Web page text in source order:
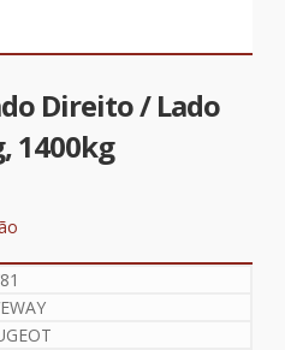
Direito / Lado
1400kg